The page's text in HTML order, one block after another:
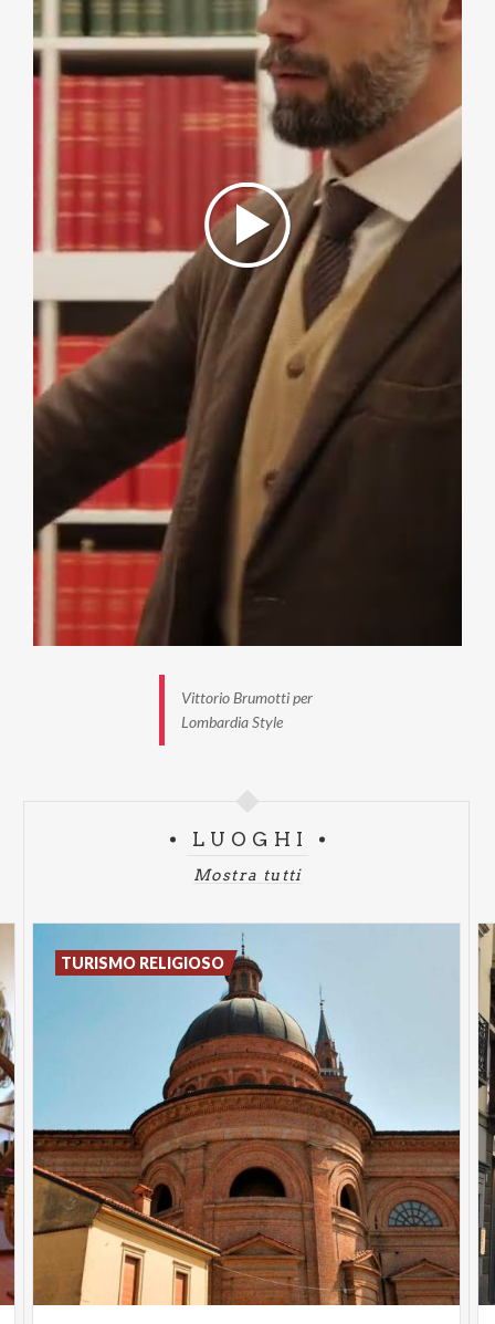
Vittorio Brumotti per
Lombardia Style
LUOGHI
Mostra tutti
TURISMO RELIGIOSO